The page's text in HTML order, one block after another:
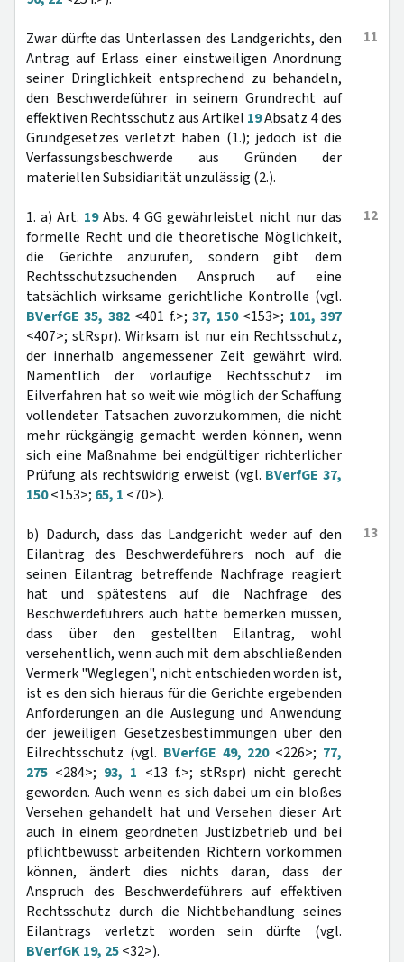
11
Zwar dürfte das Unterlassen des Landgerichts, den
Antrag auf Erlass einer einstweiligen Anordnung
seiner Dringlichkeit entsprechend zu behandeln,
den Beschwerdeführer in seinem Grundrecht auf
effektiven Rechtsschutz aus Artikel 19Absatz 4 des
Grundgesetzes verletzt haben (1.); jedoch ist die
Verfassungsbeschwerde aus Gründen der
materiellen Subsidiarität unzulässig (2.).
12
1. a) Art. 19Abs. 4 GG gewährleistet nicht nur das
formelle Recht und die theoretische Möglichkeit,
die Gerichte anzurufen, sondern gibt dem
Rechtsschutzsuchenden Anspruch auf eine
tatsächlich wirksame gerichtliche Kontrolle (vgl.
BVerfGE 35, 382<401 f.>;37, 150<153>; 101, 397
<407>; stRspr). Wirksam ist nur ein Rechtsschutz,
der innerhalb angemessener Zeit gewährt wird.
Namentlich der vorläufige Rechtsschutz im
Eilverfahren hat so weit wie möglich der Schaffung
vollendeter Tatsachen zuvorzukommen, die nicht
mehr rückgängig gemacht werden können, wenn
sich eine Maßnahme bei endgültiger richterlicher
Prüfung als rechtswidrig erweist (vgl. BVerfGE 37,
150<153>; 65, 1 <70>).
13
b) Dadurch, dass das Landgericht weder auf den
Eilantrag des Beschwerdeführers noch auf die
seinen Eilantrag betreffende Nachfrage reagiert
hat und spätestens auf die Nachfrage des
Beschwerdeführers auch hätte bemerken müssen,
dass über den gestellten Eilantrag, wohl
versehentlich, wenn auch mit dem abschließenden
Vermerk "Weglegen", nicht entschieden worden ist,
ist es den sich hieraus für die Gerichte ergebenden
Anforderungen an die Auslegung und Anwendung
der jeweiligen Gesetzesbestimmungen über den
Eilrechtsschutz (vgl. BVerfGE 49, 220<226>; 77,
275 <284>; 93, 1 <13 f.>; stRspr) nicht gerecht
geworden. Auch wenn es sich dabei um ein bloßes
Versehen gehandelt hat und Versehen dieser Art
auch in einem geordneten Justizbetrieb und bei
pflichtbewusst arbeitenden Richtern vorkommen
können, ändert dies nichts daran, dass der
Anspruch des Beschwerdeführers auf effektiven
Rechtsschutz durch die Nichtbehandlung seines
Eilantrags verletzt worden sein dürfte (vgl.
BVerfGK 19, 25<32>).